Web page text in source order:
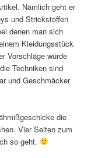
Nämlich geht er
und Strickstoffen
denen man sich
Kleidungsstück
Vorschläge würde
Techniken sind
und Geschmäcker
die
Vier Seiten zum
so geht.